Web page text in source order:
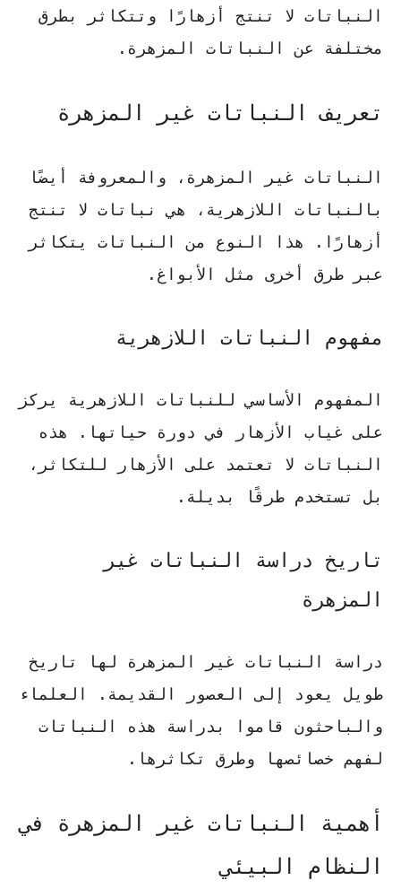
النباتات لا تنتج أزهارًا وتتكاثر بطرق
مختلفة عن النباتات المزهرة.
تعريف النباتات غير المزهرة
النباتات غير المزهرة، والمعروفة أيضًا
بالنباتات اللازهرية، هي نباتات لا تنتج
أزهارًا. هذا النوع من النباتات يتكاثر
عبر طرق أخرى مثل الأبواغ.
مفهوم النباتات اللازهرية
المفهوم الأساسي للنباتات اللازهرية يركز
على غياب الأزهار في دورة حياتها. هذه
النباتات لا تعتمد على الأزهار للتكاثر،
بل تستخدم طرقًا بديلة.
تاريخ دراسة النباتات غير
المزهرة
دراسة النباتات غير المزهرة لها تاريخ
طويل يعود إلى العصور القديمة. العلماء
والباحثون قاموا بدراسة هذه النباتات
لفهم خصائصها وطرق تكاثرها.
أهمية النباتات غير المزهرة في
النظام البيئي